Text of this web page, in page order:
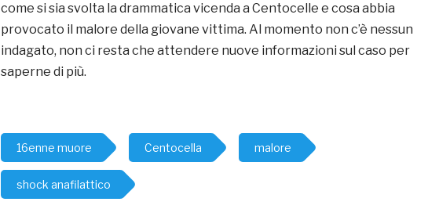
come si sia svolta la drammatica vicenda a Centocelle e cosa abbia
provocato il malore della giovane vittima. Al momento non c’è nessun
indagato, non ci resta che attendere nuove informazioni sul caso per
saperne di più.
16enne muore Centocella malore
shock anafilattico